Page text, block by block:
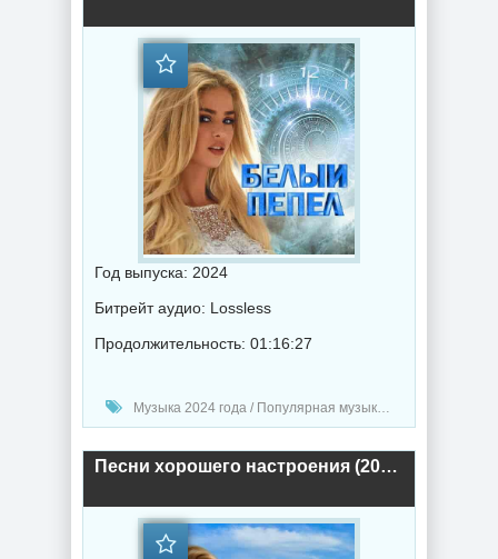
Год выпуска: 2024
Битрейт аудио: Lossless
Продолжительность: 01:16:27
Музыка 2024 года / Популярная музыка / Шансон музыка / Поп музыка / Сборник музыка
Песни хорошего настроения (2024) торрент